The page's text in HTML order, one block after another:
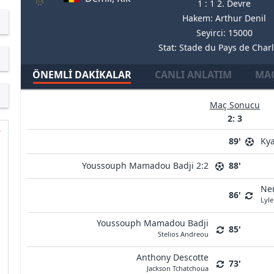
1 : 1 2. Devre
Hakem: Arthur Denil
Seyirci: 15000
Stat: Stade du Pays de
ÖNEMLI DAKIKALAR CANLI ANLATIM
Maç Sonucu
2: 3
89'
Youssouph Mamadou Badji 2:2 88'
86'
Youssouph Mamadou Badji
Stelios Andreou 85'
Anthony Descotte
Jackson Tchatchoua 73'